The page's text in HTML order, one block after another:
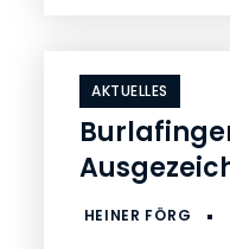
AKTUELLES